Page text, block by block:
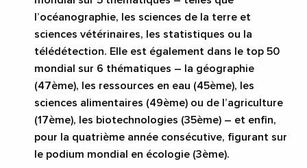
l’océanographie, les sciences de la terre et
sciences vétérinaires, les statistiques ou la
télédétection. Elle est également dans le top 50
mondial sur 6 thématiques – la géographie
(47ème), les ressources en eau (45ème), les
sciences alimentaires (49ème) ou de l’agriculture
(17ème), les biotechnologies (35ème) – et enfin,
pour la quatrième année consécutive, figurant sur
le podium mondial en écologie (3ème).